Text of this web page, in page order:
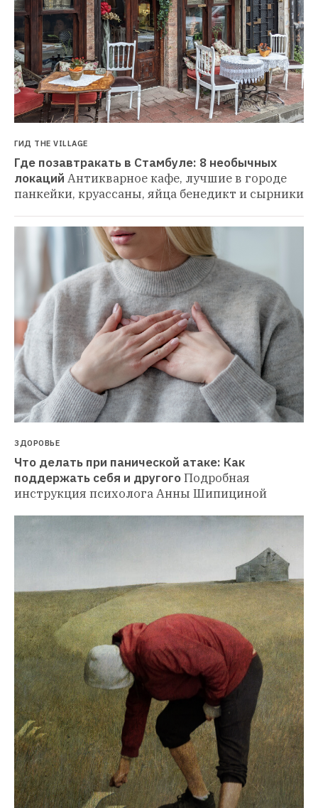
ГИД THE VILLAGE
Где позавтракать в Стамбуле: 8 необычных
локаций Антикварное кафе, лучшие в городе
панкейки, круассаны, яйца бенедикт и сырники
ЗДОРОВЬЕ
Что делать при панической атаке: Как
поддержать себя и другогоПодробная
инструкция психолога Анны Шипициной